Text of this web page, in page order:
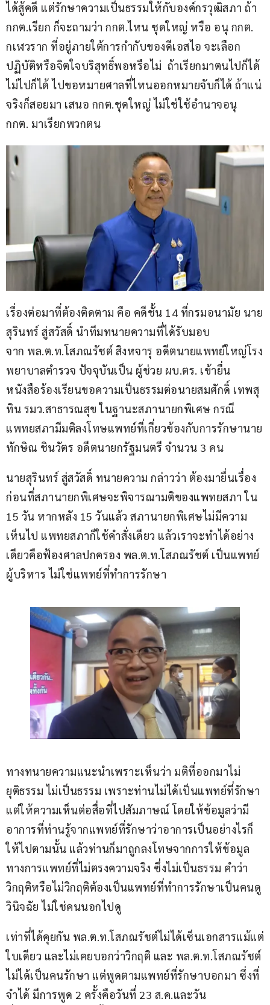
ได้สู้คดี แต่รักษาความเป็นธรรมให้กับองค์กรวุฒิสภา ถ้า
กกต.เรียก ก็จะถามว่า กกต.ไหน ชุดใหญ่ หรือ อนุ กกต.
กเฬวราก ที่อยู่ภายใต้การกำกับของดีเอสไอ จะเลือก
ปฏิบัติหรือจิตใจบริสุทธิ์พอหรือไม่  ถ้าเรียกมาตนไปก็ได้
ไม่ไปก็ได้ ไปขอหมายศาลที่ไหนออกหมายจับก็ได้ ถ้าแน่
จริงก็สอยมา เสนอ กกต.ชุดใหญ่ ไม่ใช่ใช้อำนาจอนุ
กกต. มาเรียกพวกตน
เรื่องต่อมาที่ต้องติดตาม คือ คดีชั้น 14 ที่กรมอนามัย นาย
สุรินทร์ สู่สวัสดิ์ นำทีมทนายความที่ได้รับมอบ
จาก พล.ต.ท.โสภณรัชต์ สิงหจารุ อดีตนายแพทย์ใหญ่โรง
พยาบาลตำรวจ ปัจจุบันเป็น ผู้ช่วย ผบ.ตร. เข้ายื่น
หนังสือร้องเรียนขอความเป็นธรรมต่อนายสมศักดิ์ เทพสุ
ทิน รมว.สาธารณสุข ในฐานะสภานายกพิเศษ กรณี
แพทยสภามีมติลงโทษแพทย์ที่เกี่ยวข้องกับการรักษานาย
ทักษิณ ชินวัตร อดีตนายกรัฐมนตรี จำนวน 3 คน
นายสุรินทร์ สู่สวัสดิ์ ทนายความ กล่าวว่า ต้องมายื่นเรื่อง
ก่อนที่สภานายกพิเศษจะพิจารณามติของแพทยสภา ใน
15 วัน หากหลัง 15 วันแล้ว สภานายกพิเศษไม่มีความ
เห็นไป แพทยสภาก็ใช้คำสั่งเดียว แล้วเราจะทำได้อย่าง
เดียวคือฟ้องศาลปกครอง พล.ต.ท.โสภณรัชต์ เป็นแพทย์
ผู้บริหาร ไม่ใช่แพทย์ที่ทำการรักษา
ทางทนายความแนะนำเพราะเห็นว่า มติที่ออกมาไม่
ยุติธรรม ไม่เป็นธรรม เพราะท่านไม่ได้เป็นแพทย์ที่รักษา
แต่ให้ความเห็นต่อสื่อที่ไปสัมภาษณ์ โดยให้ข้อมูลว่ามี
อาการที่ท่านรู้จากแพทย์ที่รักษาว่าอาการเป็นอย่างไรก็
ให้ไปตามนั้น แล้วท่านก็มาถูกลงโทษจากการให้ข้อมูล
ทางการแพทย์ที่ไม่ตรงความจริง ซึ่งไม่เป็นธรรม คำว่า
วิกฤติหรือไม่วิกฤติต้องเป็นแพทย์ที่ทำการรักษาเป็นคนดู
วินิจฉัย ไม่ใช่คนนอกไปดู
เท่าที่ได้คุยกัน พล.ต.ท.โสภณรัชต์ไม่ได้เซ็นเอกสารแม้แต่
ใบเดียว และไม่เคยบอกว่าวิกฤติ และ พล.ต.ท.โสภณรัชต์
ไม่ได้เป็นคนรักษา แต่พูดตามแพทย์ที่รักษาบอกมา ซึ่งที่
จำได้ มีการพูด 2 ครั้งคือวันที่ 23 ส.ค.และวัน